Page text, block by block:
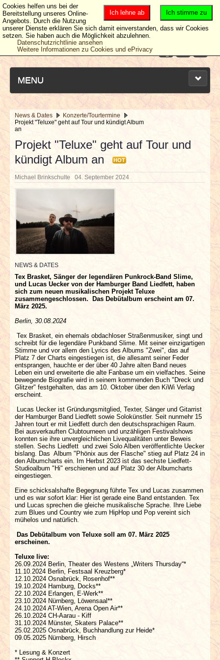
MENU
NEUESTE ARTIKEL
NEWS & DATES
BERICHTE
INTERVIEWS
SPECIALS
REDAKTION
LINKS
ARCHIV
News & Dates
Konzerte/Tourtermine
Projekt "Teluxe" geht auf Tour und kündigt Album
an
Projekt "Teluxe" geht auf Tour und
kündigt Album an
HOT
Michael Brinkschulte 04. September 2024
NEWS & DATES
Tex Brasket, Sänger der legendären Punkrock-Band Slime,
und Lucas Uecker von der Hamburger Band Liedfett, haben
sich zum neuen musikalischen Projekt Teluxe
zusammengeschlossen. Das Debütalbum erscheint am 07.
März 2025.
Berlin, 30.08.2024
Tex Brasket, ein ehemals obdachloser Straßenmusiker, singt und
schreibt für die legendäre Punkband Slime. Mit seiner einzigartigen
Stimme und vor allem den Lyrics des Albums "Zwei", das auf
Platz 7 der Charts eingestiegen ist, die allesamt seiner Feder
entsprangen, hauchte er der über 40 Jahre alten Band neues
Leben ein und erweiterte die alte Fanbase um ein vielfaches. Seine
bewegende Biografie wird in seinem kommenden Buch "Dreck und
Glitzer" festgehalten, das am 10. Oktober über den KiWi Verlag
erscheint.
Lucas Uecker ist Gründungsmitglied, Texter, Sänger und Gitarrist
der Hamburger Band Liedfett sowie Solokünstler. Seit nunmehr 15
Jahren tourt er mit Liedfett durch den deutschsprachigen Raum.
Bei ausverkauften Clubtourneen und unzähligen Festivalshows
konnten sie ihre unvergleichlichen Livequalitäten unter Beweis
stellen. Sechs Liedfett und zwei Solo Alben veröffentlichte Uecker
bislang. Das Album "Phönix aus der Flasche" stieg auf Platz 24 in
den Albumcharts ein. Im Herbst 2023 ist das sechste Liedfett-
Studioalbum "Hi" erschienen und auf Platz 30 der Albumcharts
eingestiegen.
Eine schicksalshafte Begegnung führte Tex und Lucas zusammen
und es war sofort klar: Hier ist gerade eine Band entstanden. Tex
und Lucas sprechen die gleiche musikalische Sprache. Ihre Liebe
zum Blues und Country wie zum HipHop und Pop vereint sich
mühelos und natürlich.
Das Debütalbum von Teluxe soll am 07. März 2025
erscheinen.
Teluxe live:
26.09.2024 Berlin, Theater des Westens „Writers Thursday“*
11.10.2024 Berlin, Festsaal Kreuzberg*
12.10.2024 Osnabrück, Rosenhof**
19.10.2024 Hamburg, Docks**
22.10.2024 Erlangen, E-Werk**
23.10.2024 Nürnberg, Löwensaal**
24.10.2024 AT-Wien, Arena Open Air**
26.10.2024 CH-Aarau - Kiff
31.10.2024 Münster, Skaters Palace**
25.02.2025 Osnabrück, Buchhandlung zur Heide*
09.05.2025 Nürnberg, Hirsch
* Lesung & Konzert
Ich stimme zu
Ich lehne ab
Cookies helfen uns bei der
Bereitstellung unseres Online-
Angebots. Durch die Nutzung
unserer Dienste erklären Sie sich damit einverstanden, dass wir Cookies
setzen. Sie haben auch die Möglichkeit abzulehnen.
Datenschutzrichtlinie ansehen
Weitere Informationen zu Cookies und ePrivacy